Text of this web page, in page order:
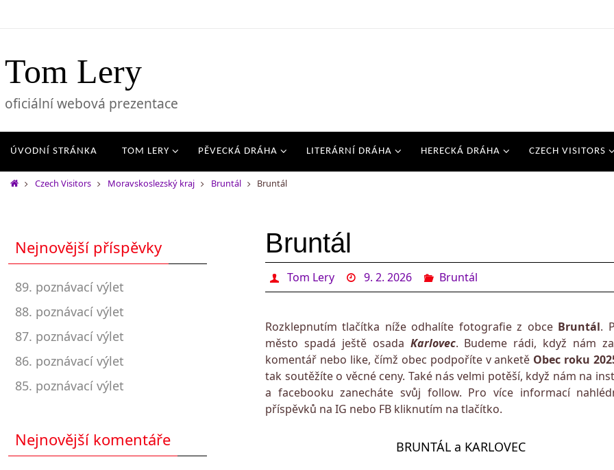
Tom Lery
oficiální webová prezentace
ÚVODNÍ STRÁNKA TOM LERY PĚVECKÁ DRÁHA LITERÁRNÍ DRÁHA HERECKÁ DRÁHA CZECH VISITORS
Czech Visitors Moravskoslezský kraj Bruntál Bruntál
Bruntál
Tom Lery 9. 2. 2026 Bruntál
Rozklepnutím tlačítka níže odhalíte fotografie z obce Bruntál.
město spadá ještě osada Karlovec. Budeme rádi, když nám
komentář nebo like, čímž obec podpoříte v anketě Obec roku
tak soutěžíte o věcné ceny. Také nás velmi potěší, když nám na
a facebooku zanecháte svůj follow. Pro více informací
příspěvků na IG nebo FB kliknutím na tlačítko.
BRUNTÁL a KARLOVEC
Nejnovější příspěvky
89. poznávací výlet
88. poznávací výlet
87. poznávací výlet
86. poznávací výlet
85. poznávací výlet
Nejnovější komentáře